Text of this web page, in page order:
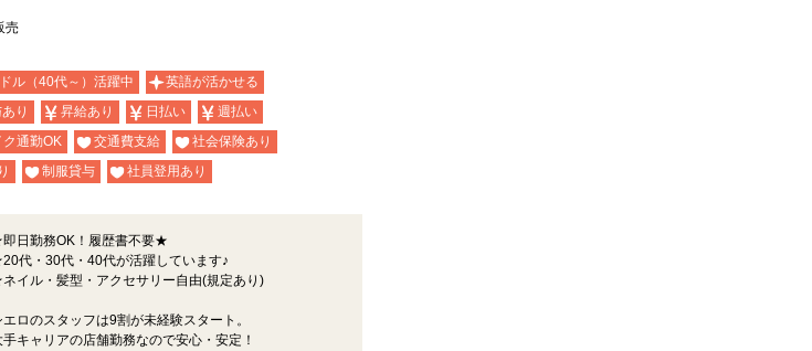
売
ル（40代～）活躍中
英語が活かせる
り 昇給あり 日払い
週払い
ク通勤OK 交通費支給
社会保険あり
制服貸与 社員登用あり
日勤務OK！履歴書不要★
代・30代・40代が活躍しています♪
イル・髪型・アクセサリー自由(規定あり)
エロのスタッフは9割が未経験スタート。
手キャリアの店舗勤務なので安心・安定！